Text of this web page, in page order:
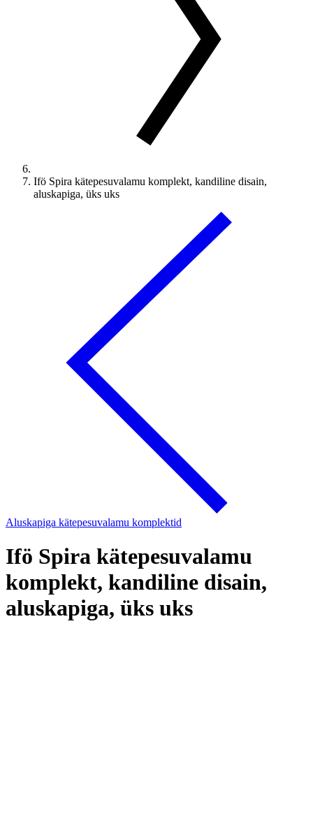
Ifö Spira kätepesuvalamu komplekt, kandiline disain,
aluskapiga, üks uks
Aluskapiga kätepesuvalamu komplektid
Ifö Spira kätepesuvalamu
komplekt, kandiline disain,
aluskapiga, üks uks